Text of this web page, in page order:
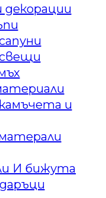
и
И бижута